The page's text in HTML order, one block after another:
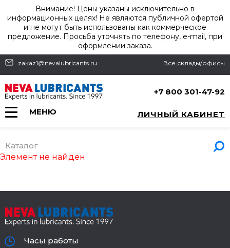
Внимание! Цены указаны исключительно в
информационных целях! Не являются публичной офертой
и не могут быть использованы как коммерческое
предложение. Просьба уточнять по телефону, e-mail, при
оформлении заказа.
zakaz1@nevalubricants.ru Все склады/офисы
+7 800 301-47-92
МЕНЮ ЛИЧНЫЙ КАБИНЕТ
Каталог
Элемент не найден
Часы работы